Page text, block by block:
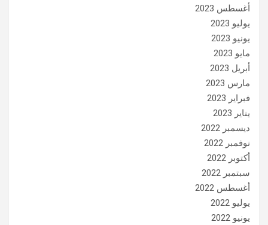
أغسطس 2023
يوليو 2023
يونيو 2023
مايو 2023
أبريل 2023
مارس 2023
فبراير 2023
يناير 2023
ديسمبر 2022
نوفمبر 2022
أكتوبر 2022
سبتمبر 2022
أغسطس 2022
يوليو 2022
يونيو 2022